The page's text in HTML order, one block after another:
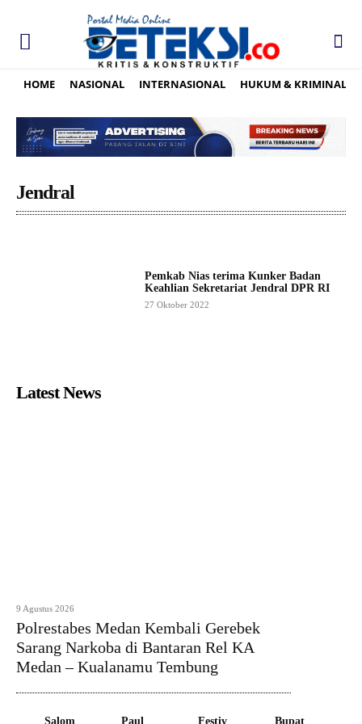
HOME NASIONAL INTERNASIONAL HUKUM & KRIMINAL
Jendral
Pemkab Nias terima Kunker Badan
Keahlian Sekretariat Jendral DPR RI
27 Oktober 2022
Latest News
9 Agustus 2026
Polrestabes Medan Kembali Gerebek
Sarang Narkoba di Bantaran Rel KA
Medan – Kualanamu Tembung
Salom
Paul
Festiv
Bupat